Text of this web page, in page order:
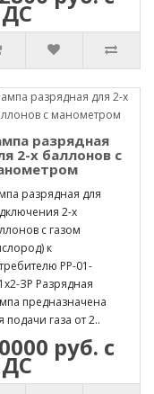
разрядная
2-х баллонов с
разрядная для
2-х
с газом
к
РР-01-
ЗР Разрядная
предназначена
подачи газа от 2..
руб. с